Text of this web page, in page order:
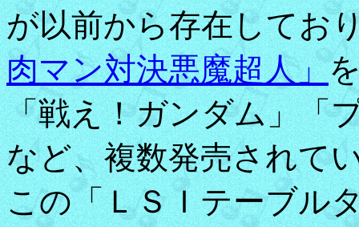
が以前から存在してお
肉マン対決悪魔超人」
「戦え！ガンダム」「
など、複数発売されて
この「ＬＳＩテーブル